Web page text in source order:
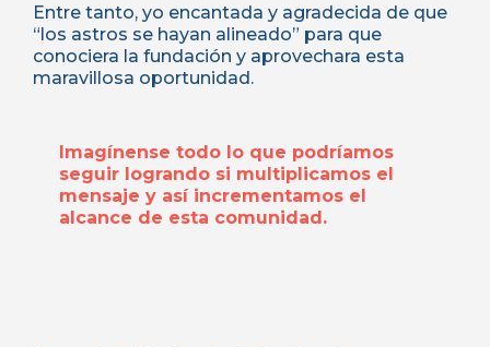
Entre tanto, yo encantada y agradecida de que
“los astros se hayan alineado” para que
conociera la fundación y aprovechara esta
maravillosa oportunidad.
Imagínense todo lo que podríamos
seguir logrando si multiplicamos el
mensaje y así incrementamos el
alcance de esta comunidad.